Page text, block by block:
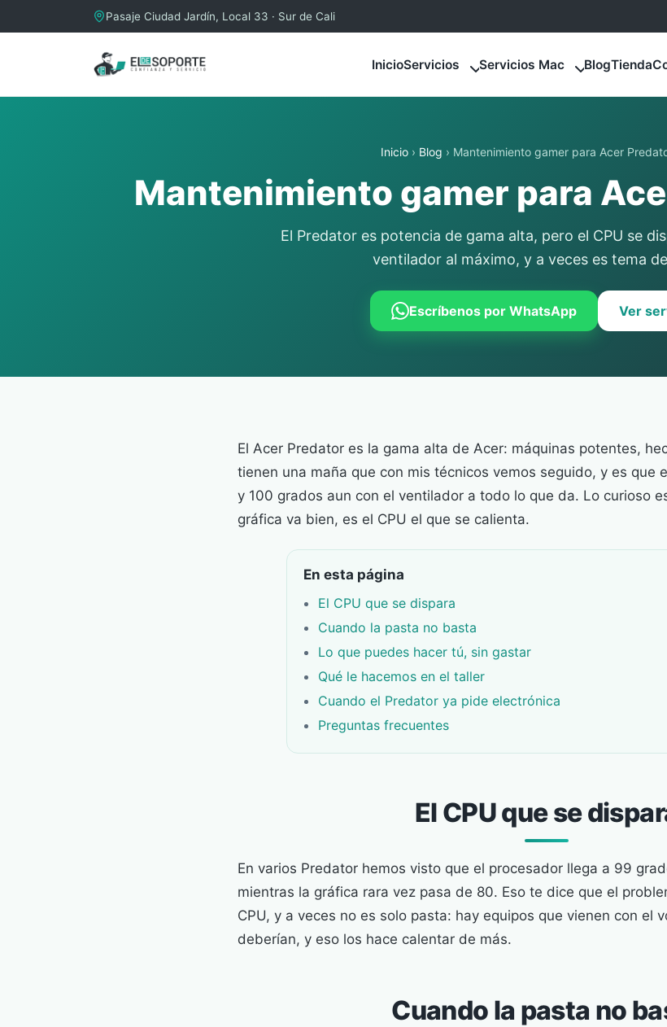
Pasaje Ciudad Jardín, Local 33 · Sur de Cali
InicioServicios Servicios Mac BlogTienda
Inicio › Blog › Mantenimiento gamer para Acer
Mantenimiento gamer para
El Predator es potencia de gama alta, pero el CPU se
ventilador al máximo, y a veces es tema
Escríbenos por WhatsApp Ver
El Acer Predator es la gama alta de Acer: máquinas potentes,
tienen una maña que con mis técnicos vemos seguido, y es que
y 100 grados aun con el ventilador a todo lo que da. Lo curioso
gráfica va bien, es el CPU el que se calienta.
En esta página
El CPU que se dispara
Cuando la pasta no basta
Lo que puedes hacer tú, sin gastar
Qué le hacemos en el taller
Cuando el Predator ya pide electrónica
Preguntas frecuentes
El CPU que se
En varios Predator hemos visto que el procesador llega a 99
mientras la gráfica rara vez pasa de 80. Eso te dice que el
CPU, y a veces no es solo pasta: hay equipos que vienen con el
deberían, y eso los hace calentar de más.
Cuando la pasta no